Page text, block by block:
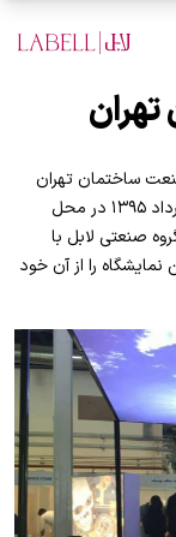
ساختمان تهران
نمایشگاه صنعت ساختمان تهران از ۲۵ لغایت ۲۵ مرداد ۱۳۹۵ در محل
صنعتی لابل با
نمایشگاه را از آن خود